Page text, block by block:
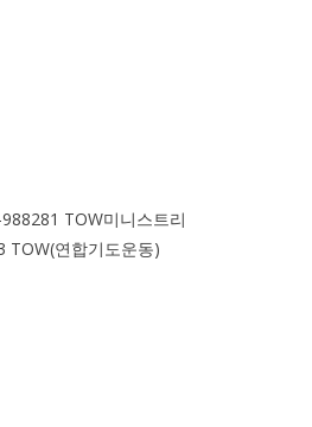
TOW미니스트리
TOW(연합기도운동)